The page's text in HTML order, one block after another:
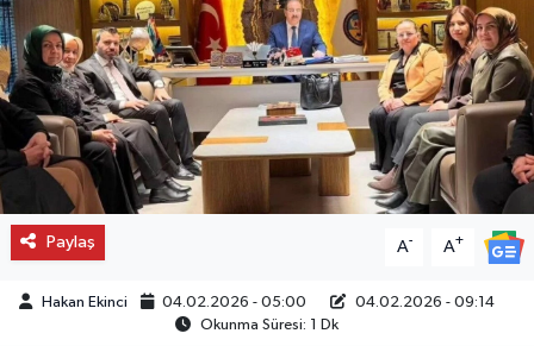
Paylaş A- A+
Hakan Ekinci 04.02.2026 - 05:00
04.02.2026 - 09:14
Okunma Süresi: 1 Dk